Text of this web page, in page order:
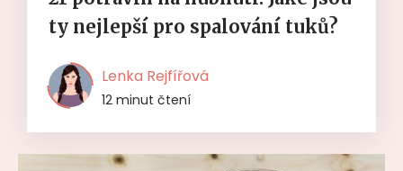
ty nejlepší pro spalování tuků?
Lenka Rejfířová
12 minut čtení